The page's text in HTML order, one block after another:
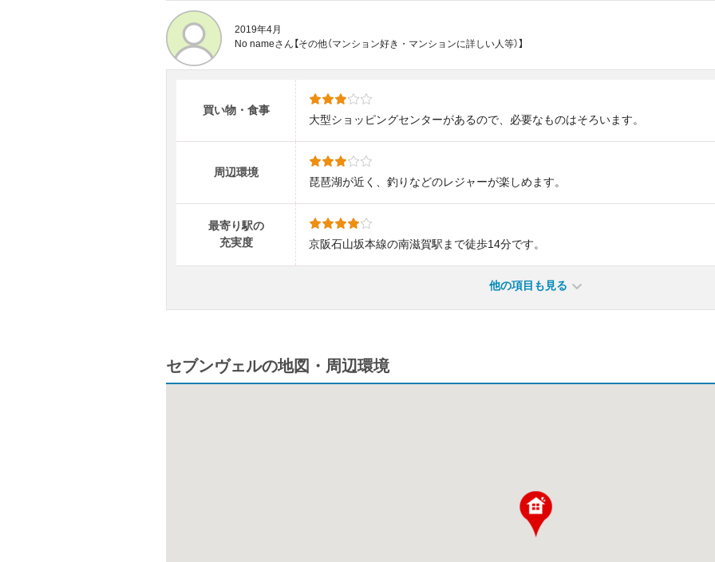
2019年4月
No nameさん【その他（マンション好き・マンションに詳しい人等）】
買い物・食事
大型ショッピングセンターがあるので、必要なものはそろいます。
周辺環境
琵琶湖が近く、釣りなどのレジャーが楽しめます。
最寄り駅の
充実度
京阪石山坂本線の南滋賀駅まで徒歩14分です。
他の項目も見る
セブンヴェルの地図・周辺環境